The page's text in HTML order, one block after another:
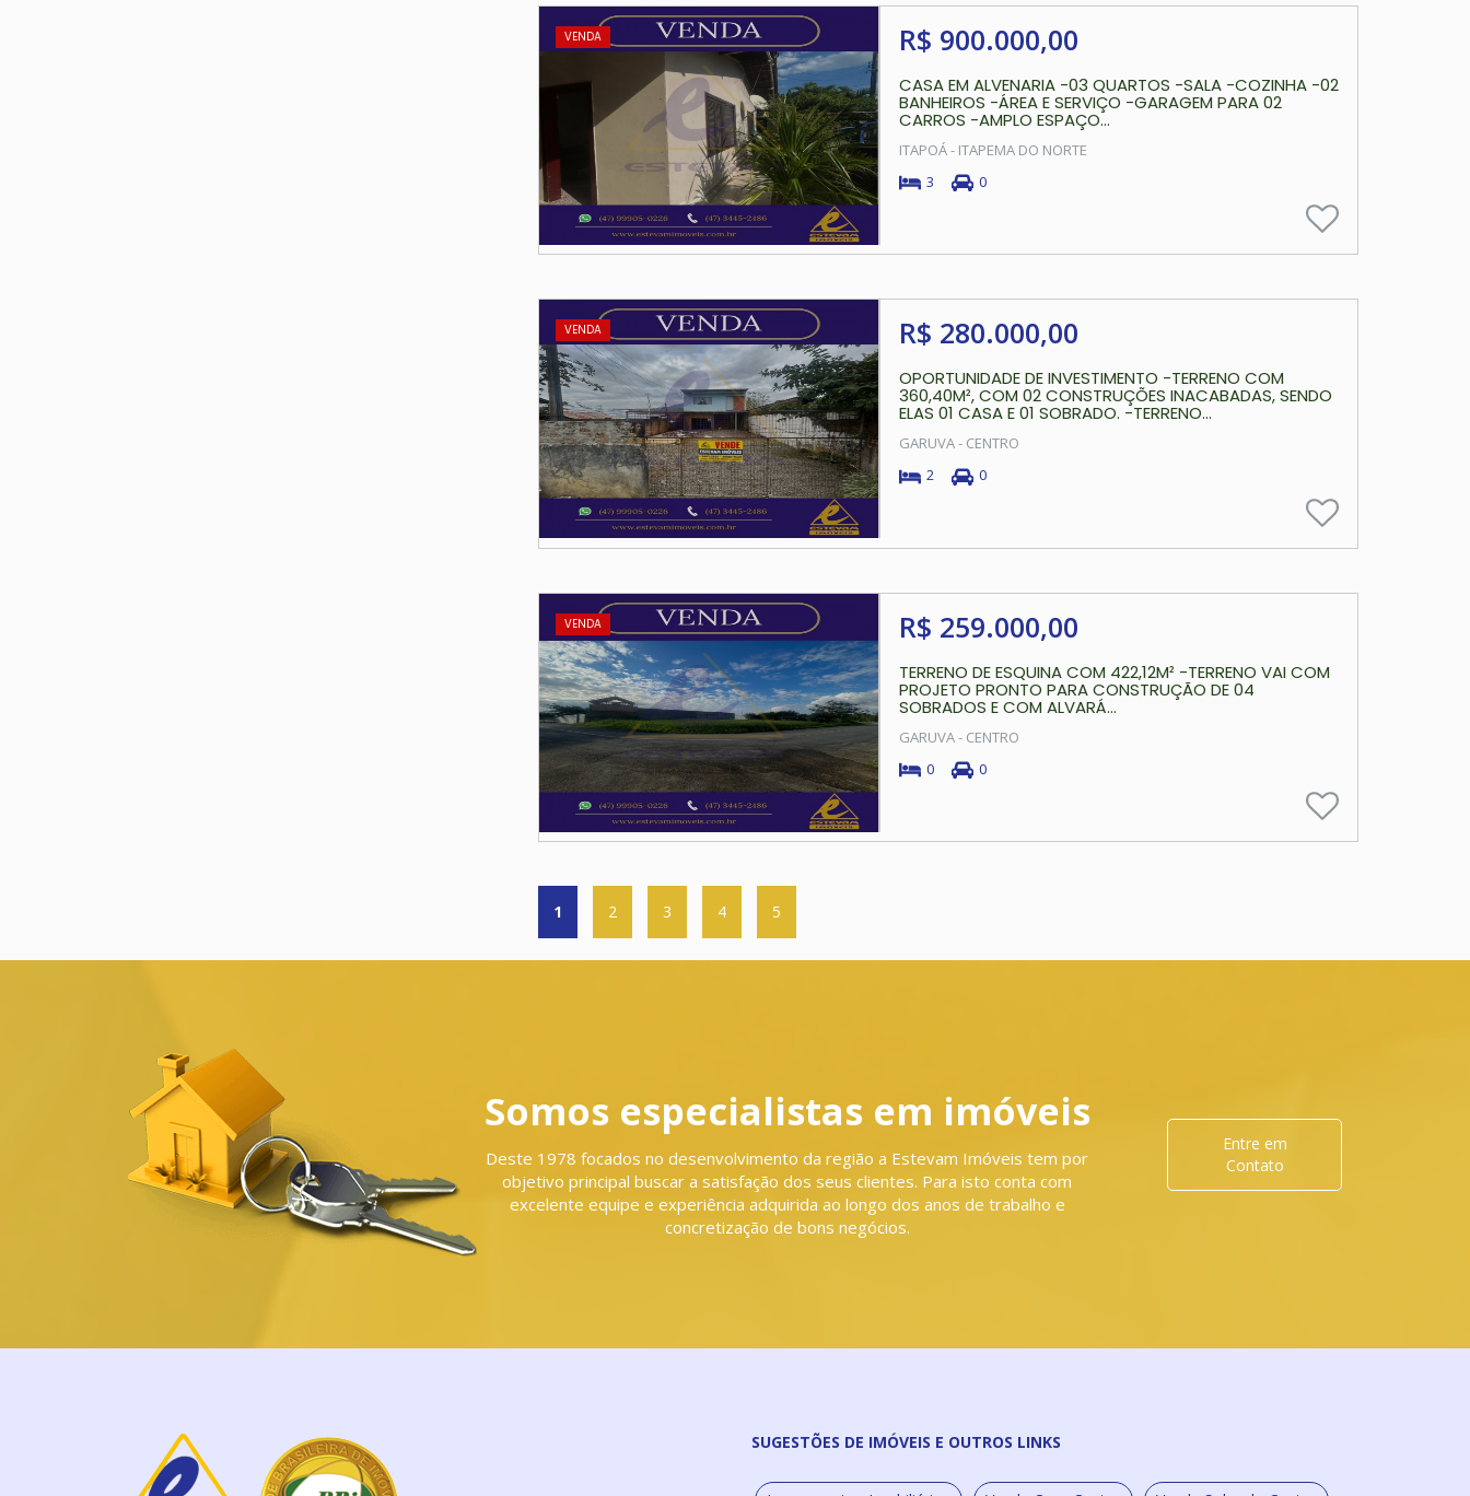
VENDA R$ 900.000,00
CASA EM ALVENARIA -03 QUARTOS -SALA -COZINHA -02
BANHEIROS -ÁREA E SERVIÇO -GARAGEM PARA 02
CARROS -AMPLO ESPAÇO...
ITAPOÁ - ITAPEMA DO NORTE
3
0
VENDA R$ 280.000,00
OPORTUNIDADE DE INVESTIMENTO -TERRENO COM
360,40M², COM 02 CONSTRUÇÕES INACABADAS, SENDO
ELAS 01 CASA E 01 SOBRADO. -TERRENO...
GARUVA - CENTRO
2
0
VENDA R$ 259.000,00
TERRENO DE ESQUINA COM 422,12M² -TERRENO VAI COM
PROJETO PRONTO PARA CONSTRUÇÃO DE 04
SOBRADOS E COM ALVARÁ...
GARUVA - CENTRO
0
0
1 2 3 4 5
Somos especialistas em imóveis
Deste 1978 focados no desenvolvimento da região a Estevam Imóveis tem por
objetivo principal buscar a satisfação dos seus clientes. Para isto conta com
excelente equipe e experiência adquirida ao longo dos anos de trabalho e
concretização de bons negócios.
Entre em
Contato
SUGESTÕES DE IMÓVEIS E OUTROS LINKS